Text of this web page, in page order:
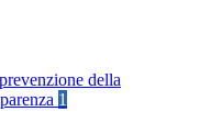
della
1